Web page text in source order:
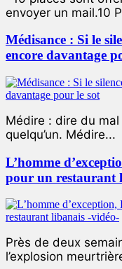
envoyer un mail.10
Médisance : Si le
encore davantage
Médire : dire du mal
quelqu’un. Médire...
L’homme
pour un restaurant
Près de deux
l’explosion